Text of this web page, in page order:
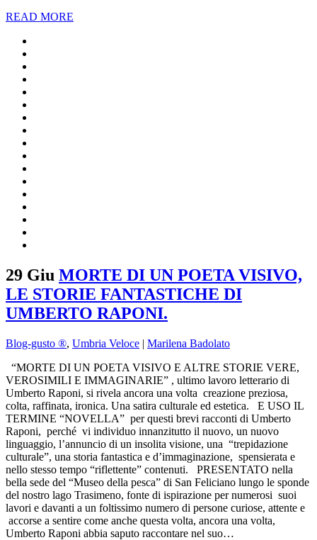
READ MORE
29 Giu MORTE DI UN POETA VISIVO,
LE STORIE FANTASTICHE DI
UMBERTO RAPONI.
Blog-gusto ®, Umbria Veloce | Marilena Badolato
“MORTE DI UN POETA VISIVO E ALTRE STORIE VERE,
VEROSIMILI E IMMAGINARIE” , ultimo lavoro letterario di
Umberto Raponi, si rivela ancora una volta creazione preziosa,
colta, raffinata, ironica. Una satira culturale ed estetica. E USO IL
TERMINE “NOVELLA” per questi brevi racconti di Umberto
Raponi, perché vi individuo innanzitutto il nuovo, un nuovo
linguaggio, l’annuncio di un insolita visione, una “trepidazione
culturale”, una storia fantastica e d’immaginazione, spensierata e
nello stesso tempo “riflettente” contenuti. PRESENTATO nella
bella sede del “Museo della pesca” di San Feliciano lungo le sponde
del nostro lago Trasimeno, fonte di ispirazione per numerosi suoi
lavori e davanti a un foltissimo numero di persone curiose, attente e
accorse a sentire come anche questa volta, ancora una volta,
Umberto Raponi abbia saputo raccontare nel suo…